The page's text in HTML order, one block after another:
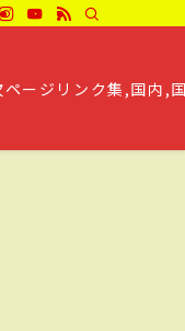
ページリンク集,国